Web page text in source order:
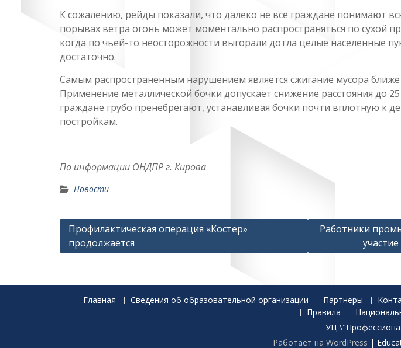
К сожалению, рейды показали, что далеко не все граждане понимают
порывах ветра огонь может моментально распространяться по сухой
когда по чьей-то неосторожности выгорали дотла целые населенные
достаточно.
Самым распространенным нарушением является сжигание мусора
Применение металлической бочки допускает снижение расстояния до
граждане грубо пренебрегают, устанавливая бочки почти вплотную к
постройкам.
По информации ОНДПР г. Кирова
Новости
Навигация
по
Профилактическая операция «Костер»
продолжается
Работники
Главная Сведения об образовательной организации Партнеры
Правила
УЦ
Работает на WordPress |